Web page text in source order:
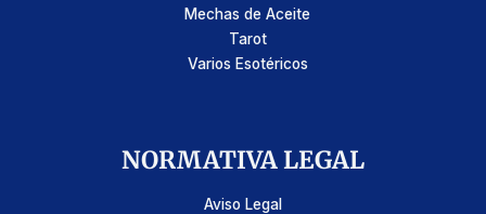
Mechas de Aceite
Tarot
Varios Esotéricos
NORMATIVA LEGAL
Aviso Legal